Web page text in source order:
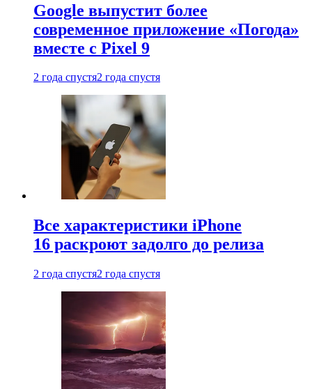
Google выпустит более
современное приложение «Погода»
вместе с Pixel 9
2 года спустя2 года спустя
Все характеристики iPhone
16 раскроют задолго до релиза
2 года спустя2 года спустя